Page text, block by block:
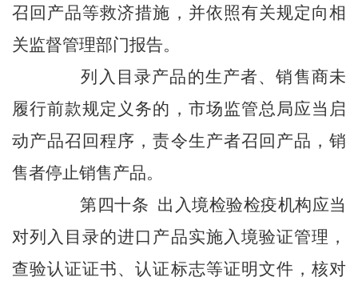
召回产品等救济措施，并依照有关规定向相
关监督管理部门报告。
列入目录产品的生产者、销售商未
履行前款规定义务的，市场监管总局应当启
动产品召回程序，责令生产者召回产品，销
售者停止销售产品。
第四十条 出入境检验检疫机构应当
对列入目录的进口产品实施入境验证管理，
查验认证证书、认证标志等证明文件，核对